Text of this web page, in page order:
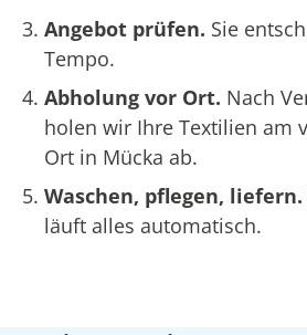
Angebot prüfen. Sie
Tempo.
Abholung vor Ort. Nach
holen wir Ihre Textilien am
Ort in Mücka ab.
Waschen, pflegen, liefern.
läuft alles automatisch.